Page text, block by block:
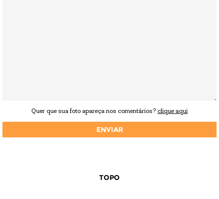
Quer que sua foto apareça nos comentários? clique aqui
TOPO